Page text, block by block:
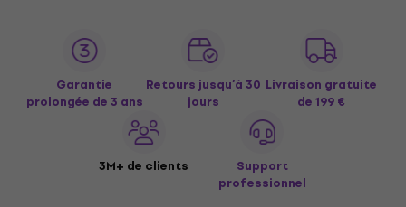
Garantie
prolongée de 3 ans
Retours jusqu’à 30
jours
Livraison gratuite
de 199 €
3M+ de clients
Support
professionnel